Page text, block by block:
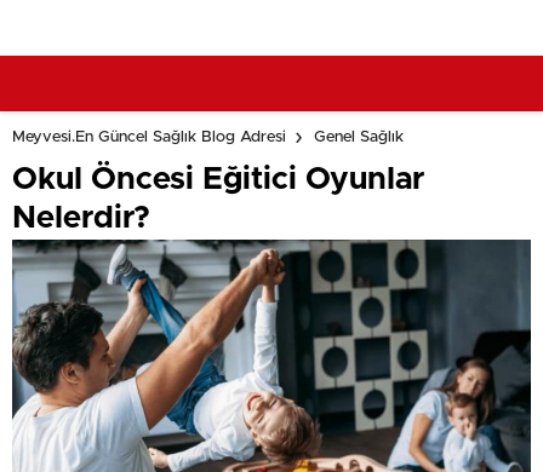
Meyvesi.En Güncel Sağlık Blog Adresi Genel Sağlık
Okul Öncesi Eğitici Oyunlar
Nelerdir?